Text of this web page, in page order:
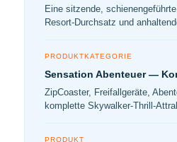
Eine sitzende,
Resort-Durchsatz und
PRODUKTKATEGORIE
Sensation Abenteuer —
ZipCoaster, Freifallgeräte,
komplette Skywalker-Thrill-
PRODUKT